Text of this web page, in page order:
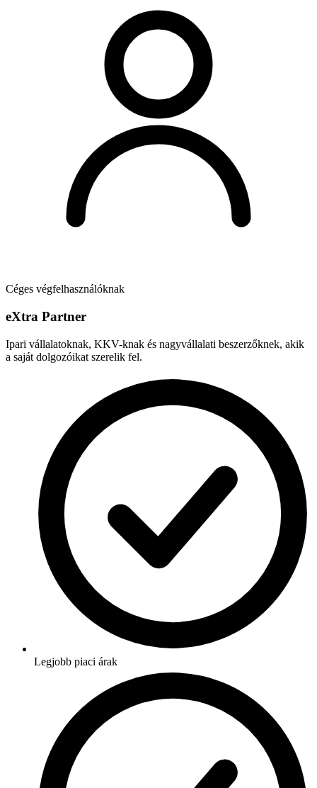
Céges végfelhasználóknak
eXtra Partner
Ipari vállalatoknak, KKV-knak és nagyvállalati beszerzőknek, akik
a saját dolgozóikat szerelik fel.
Legjobb piaci árak